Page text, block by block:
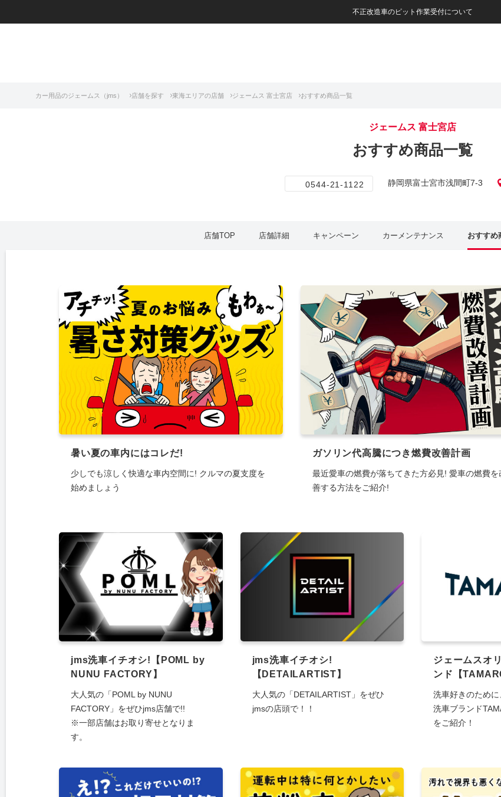
不正改造車のピット作業受付について
カー用品のジェームス（jms） 店舗を探す 東海エリアの店舗 ジェームス 富士宮店 おすすめ商品一覧
ジェームス 富士宮店
おすすめ商品一覧
0544-21-1122 静岡県富士宮市浅間町7-3
店舗TOP 店舗詳細 キャンペーン カーメンテナンス おすすめ
暑い夏の車内にはコレだ!
少しでも涼しく快適な車内空間に! クルマの夏支度を
始めましょう
ガソリン代高騰につき燃費改善計画
最近愛車の燃費が落ちてきた方必見! 愛車の燃費を
善する方法をご紹介!
jms洗車イチオシ!【POML by
NUNU FACTORY】
大人気の「POML by NUNU
FACTORY」をぜひjms店舗で!!
※一部店舗はお取り寄せとなりま
す。
jms洗車イチオシ!
【DETAILARTIST】
大人気の「DETAILARTIST」をぜひ
jmsの店頭で！！
ジェームスオ
ンド【
洗車好きのため
洗車ブランド
をご紹介！